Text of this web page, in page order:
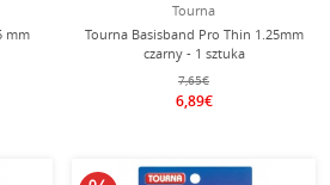
mm
Tourna
Tourna Basisband Pro Thin 1.25mm
czarny - 1 sztuka
7,65€
6,89€